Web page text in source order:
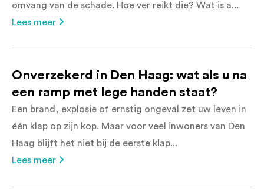
omvang van de schade. Hoe ver reikt die? Wat is a...
Lees meer
Onverzekerd in Den Haag: wat als u na
een ramp met lege handen staat?
Een brand, explosie of ernstig ongeval zet uw leven in
één klap op zijn kop. Maar voor veel inwoners van Den
Haag blijft het niet bij de eerste klap...
Lees meer